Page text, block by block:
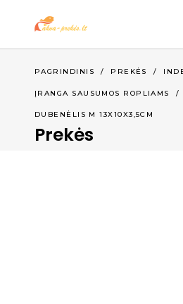
PAGRINDINIS / PREKĖS /
ĮRANGA SAUSUMOS ROPLIAMS /
DUBENĖLIS M 13X10X3,5CM
Prekės